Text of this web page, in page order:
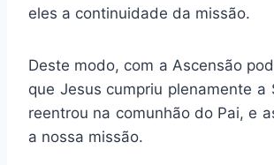
eles a continuidade da missão.
Deste modo, com a Ascensão
que Jesus cumpriu plenamente a
reentrou na comunhão do Pai, e
a nossa missão.